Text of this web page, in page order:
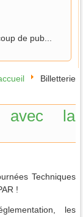
de pub...
Billetterie
avec la
Techniques
!
les